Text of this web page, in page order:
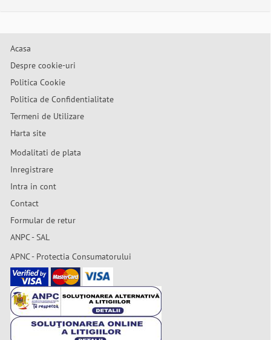
Acasa
Despre cookie-uri
Politica Cookie
Politica de Confidentialitate
Termeni de Utilizare
Harta site
Modalitati de plata
Inregistrare
Intra in cont
Contact
Formular de retur
ANPC - SAL
APNC - Protectia Consumatorului